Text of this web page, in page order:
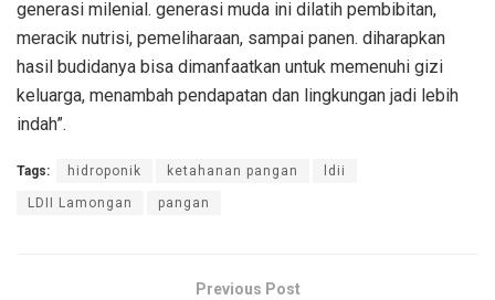
generasi milenial. generasi muda ini dilatih pembibitan,
meracik nutrisi, pemeliharaan, sampai panen. diharapkan
hasil budidanya bisa dimanfaatkan untuk memenuhi gizi
keluarga, menambah pendapatan dan lingkungan jadi lebih
indah”.
Tags: hidroponik ketahanan pangan ldii
LDII Lamongan pangan
Previous Post